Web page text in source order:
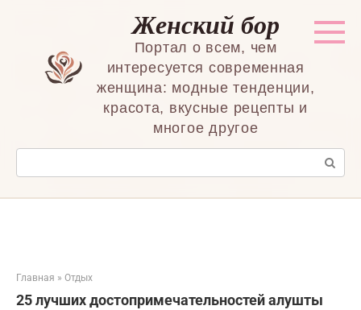
Женский бор
Портал о всем, чем
интересуется современная
женщина: модные тенденции,
красота, вкусные рецепты и
многое другое
Поиск:
Главная » Отдых
25 лучших достопримечательностей алушты